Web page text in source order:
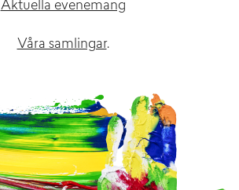
Aktuella evenemang
Våra samlingar.